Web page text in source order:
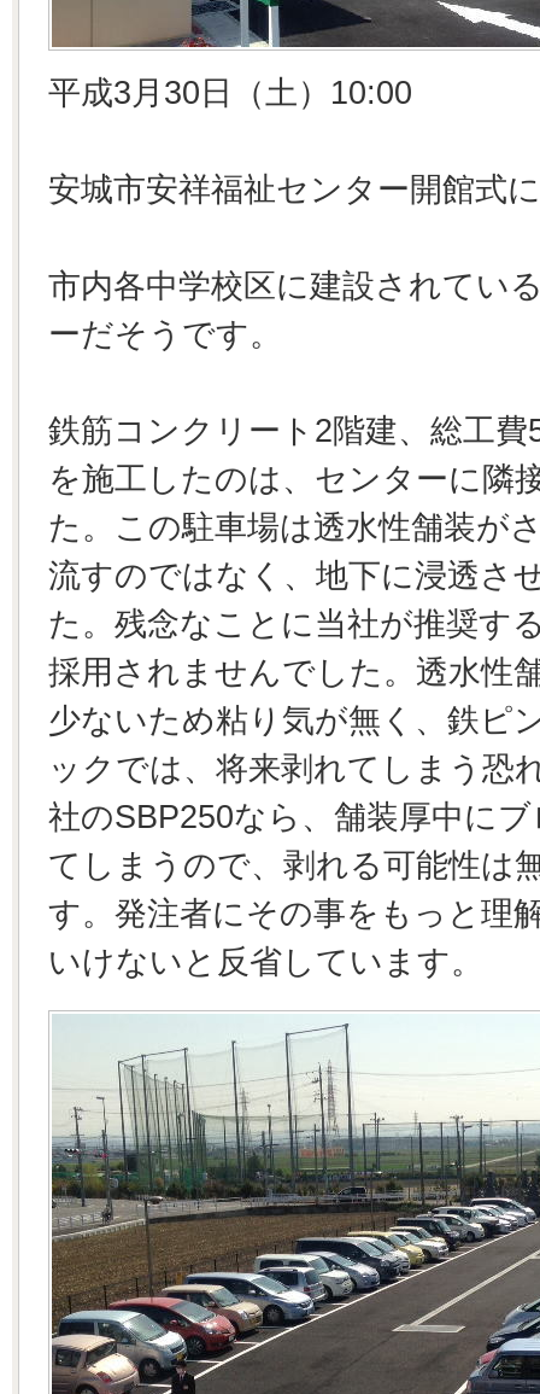
平成3月30日（土）10:00
安城市安祥福祉センター開館式
市内各中学校区に建設されてい
ーだそうです。
鉄筋コンクリート2階建、総工
を施工したのは、センターに隣
た。この駐車場は透水性舗装が
流すのではなく、地下に浸透さ
た。残念なことに当社が推奨す
採用されませんでした。透水性
少ないため粘り気が無く、鉄ピ
ックでは、将来剥れてしまう恐
社のSBP250なら、舗装厚中に
てしまうので、剥れる可能性は
す。発注者にその事をもっと理
いけないと反省しています。